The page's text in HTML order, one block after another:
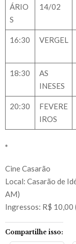
ÁRIO
S
14/02
16:30 VERGEL
18:30
AS
INESES
20:30
FEVERE
IROS
*
Cine Casarão
Local: Casarão de
AM)
Ingressos: R$ 10,00
Compartilhe isso: